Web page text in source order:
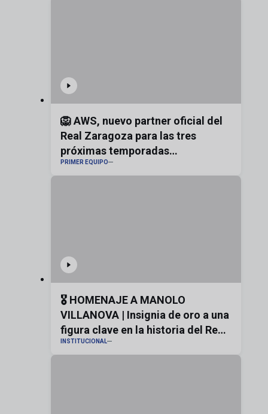
🦁 AWS, nuevo partner oficial del
Real Zaragoza para las tres
próximas temporadas
#realzaragoza
PRIMER EQUIPO
🎖️ HOMENAJE A MANOLO
VILLANOVA | Insignia de oro a una
figura clave en la historia del Real
Zaragoza
INSTITUCIONAL